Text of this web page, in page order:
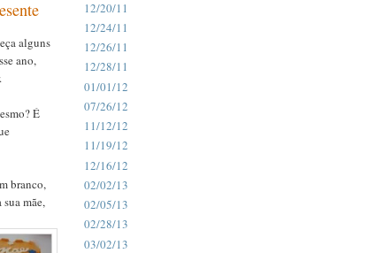
alguns
ano,
É
branco,
mãe,
12/20/11
12/24/11
12/26/11
12/28/11
01/01/12
07/26/12
11/12/12
11/19/12
12/16/12
02/02/13
02/05/13
02/28/13
03/02/13